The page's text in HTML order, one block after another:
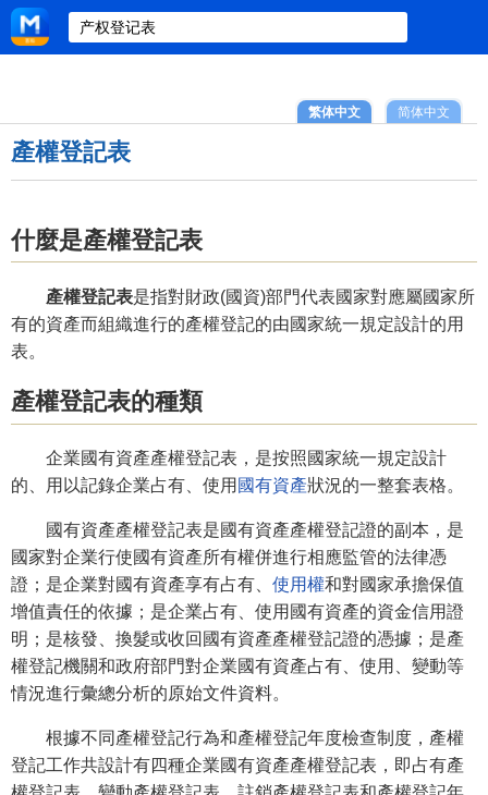
简体中文
繁体中文
產權登記表
什麼是產權登記表
產權登記表是指對財政(國資)部門代表國家對應屬國家所
有的資產而組織進行的產權登記的由國家統一規定設計的用
表。
產權登記表的種類
企業國有資產產權登記表，是按照國家統一規定設計
的、用以記錄企業占有、使用 國有資產狀況的一整套表格。
國有資產產權登記表是國有資產產權登記證的副本，是
國家對企業行使國有資產所有權併進行相應監管的法律憑
證；是企業對國有資產享有占有、 使用權和對國家承擔保值
增值責任的依據；是企業占有、使用國有資產的資金信用證
明；是核發、換髮或收回國有資產產權登記證的憑據；是產
權登記機關和政府部門對企業國有資產占有、使用、變動等
情況進行彙總分析的原始文件資料。
根據不同產權登記行為和產權登記年度檢查制度，產權
登記工作共設計有四種企業國有資產產權登記表，即占有產